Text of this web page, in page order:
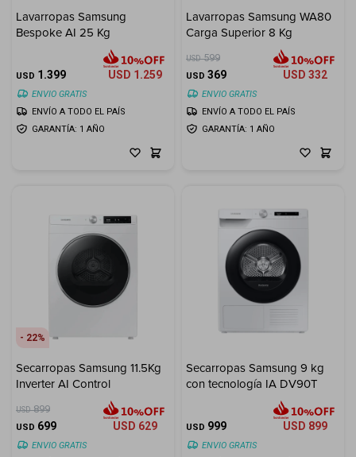
Lavarropas Samsung
Bespoke AI 25 Kg
USD 1.399 USD 1.259
ENVIO GRATIS
GARANTÍA: 1 AÑO
ENVÍO A TODO EL PAÍS
Lavarropas Samsung WA80
Carga Superior 8 Kg
USD 599
USD 369 USD 332
ENVIO GRATIS
GARANTÍA: 1 AÑO
ENVÍO A TODO EL PAÍS
22
Secarropas Samsung 11.5Kg
Inverter AI Control
USD 899
USD 699 USD 629
ENVIO GRATIS
Secarropas Samsung 9 kg
con tecnología IA DV90T
USD 999 USD 899
ENVIO GRATIS